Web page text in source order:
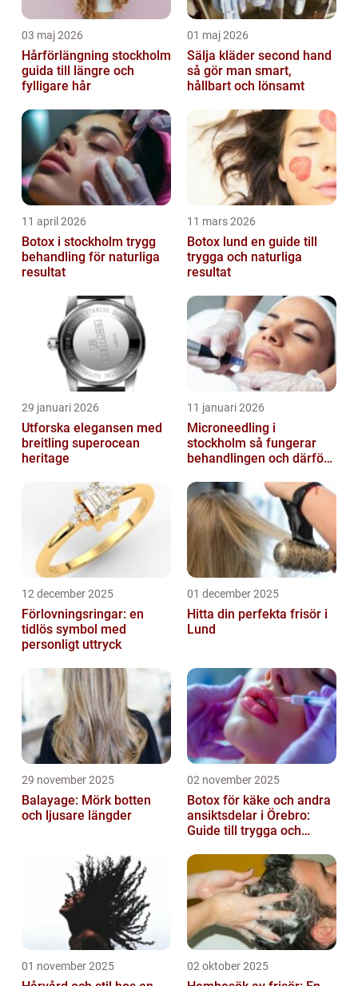
03 maj 2026
Hårförlängning stockholm
guida till längre och
fylligare hår
01 maj 2026
Sälja kläder second hand
så gör man smart,
hållbart och lönsamt
11 april 2026
Botox i stockholm trygg
behandling för naturliga
resultat
11 mars 2026
Botox lund en guide till
trygga och naturliga
resultat
29 januari 2026
Utforska elegansen med
breitling superocean
heritage
11 januari 2026
Microneedling i
stockholm så fungerar
behandlingen och därför
12 december 2025
Förlovningsringar: en
tidlös symbol med
personligt uttryck
01 december 2025
Hitta din perfekta frisör i
Lund
29 november 2025
Balayage: Mörk botten
och ljusare längder
02 november 2025
Botox för käke och andra
ansiktsdelar i Örebro:
Guide till trygga och
01 november 2025 02 oktober 2025